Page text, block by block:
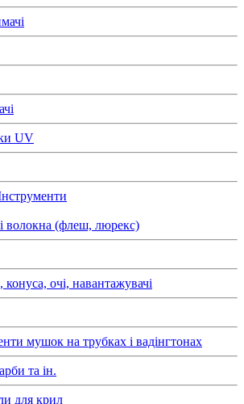
UV
волокна (флеш, люрекс)
конуса, очі, навантажувачі
мушок на трубках і вадінгтонах
та ін.
для крил